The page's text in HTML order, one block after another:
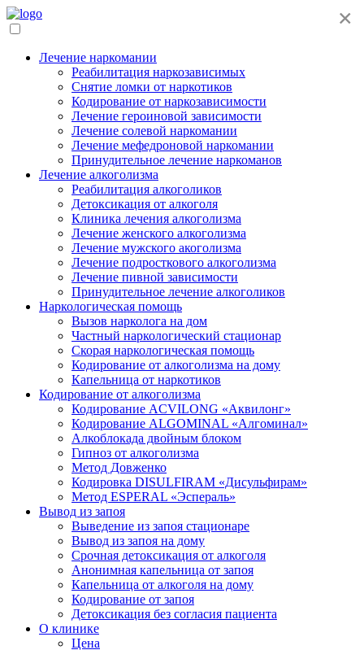
Лечение наркомании
Реабилитация наркозависимых
Снятие ломки от наркотиков
Кодирование от наркозависимости
Лечение героиновой зависимости
Лечение солевой наркомании
Лечение мефедроновой наркомании
Принудительное лечение наркоманов
Лечение алкоголизма
Реабилитация алкоголиков
Детоксикация от алкоголя
Клиника лечения алкоголизма
Лечение женского алкоголизма
Лечение мужского акоголизма
Лечение подросткового алкоголизма
Лечение пивной зависимости
Принудительное лечение алкоголиков
Наркологическая помощь
Вызов нарколога на дом
Частный наркологический стационар
Скорая наркологическая помощь
Кодирование от алкоголизма на дому
Капельница от наркотиков
Кодирование от алкоголизма
Кодирование ACVILONG «Аквилонг»
Кодирование ALGOMINAL «Алгоминал»
Алкоблокада двойным блоком
Гипноз от алкоголизма
Метод Довженко
Кодировка DISULFIRAM «Дисульфирам»
Метод ESPERAL «Эспераль»
Вывод из запоя
Выведение из запоя стационаре
Вывод из запоя на дому
Срочная детоксикация от алкоголя
Анонимная капельница от запоя
Капельница от алкоголя на дому
Кодирование от запоя
Детоксикация без согласия пациента
О клинике
Цена
×